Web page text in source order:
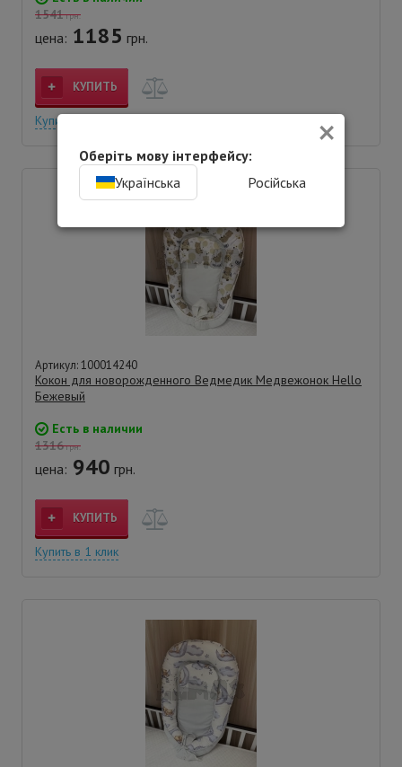
1541грн.
цена: 1185 грн.
КУПИТЬ
Купить в 1 клик
Артикул: 100014240
Кокон для новорожденного Ведмедик Медвежонок Hello
Бежевый
Есть в наличии
1316грн.
цена: 940 грн.
КУПИТЬ
Купить в 1 клик
×
Оберіть мову інтерфейсу:
Українська
Російська